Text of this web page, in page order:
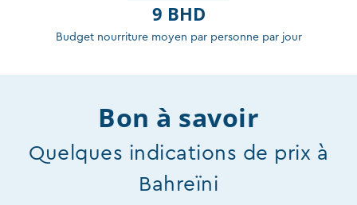
9 BHD
Budget nourriture moyen par personne par jour
Bon à savoir
Quelques indications de prix à
Bahreïni